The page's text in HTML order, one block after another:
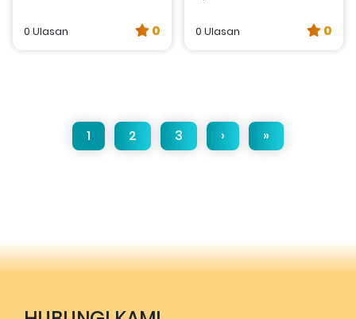
0 Ulasan 0 0 Ulasan 0
1 2 3 › »